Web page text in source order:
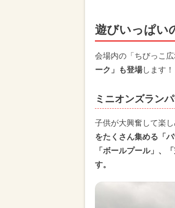
遊びいっぱい
会場内の「ちびっこ広
ーク」も登場します！
ミニオンズラン
子供が大興奮して楽
をたくさん集める「
「ボールプール」、
す。